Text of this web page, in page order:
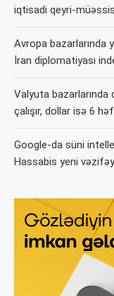
iqtisadi qeyri-
Avropa bazarlarında
İran diplomatiyası
Valyuta bazarlarında
çalışır, dollar isə 6
Google-da süni
Hassabis yeni